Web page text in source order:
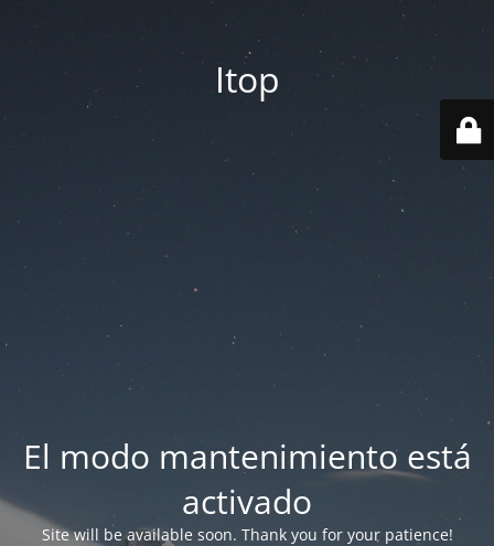
Itop
El modo mantenimiento está
activado
Site will be available soon. Thank you for your patience!